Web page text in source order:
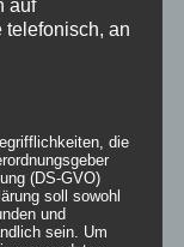
auf
an
die
(DS-GVO)
soll sowohl
und
sein. Um